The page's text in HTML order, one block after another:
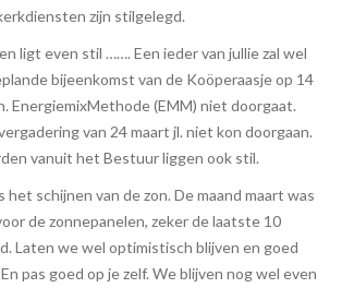
zijn stilgelegd.
ligt even stil ……. Een ieder van jullie zal wel
bijeenkomst van de Koöperaasje op 14
EnergiemixMethode (EMM) niet doorgaat.
van 24 maart jl. niet kon doorgaan.
vanuit het Bestuur liggen ook stil.
schijnen van de zon. De maand maart was
de zonnepanelen, zeker de laatste 10
Laten we wel optimistisch blijven en goed
pas goed op je zelf. We blijven nog wel even